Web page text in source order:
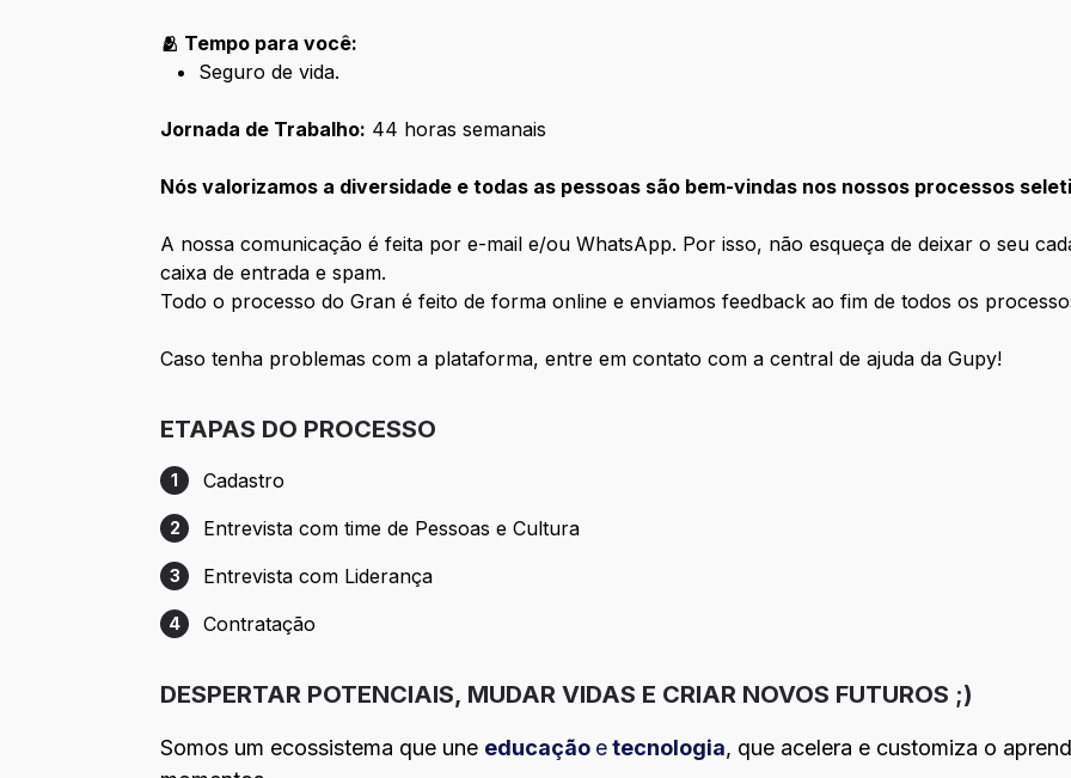
🫂 Tempo para você:
Seguro de vida.
Jornada de Trabalho: 44 horas semanais
Nós valorizamos a diversidade e todas as pessoas são bem-vindas nos nossos processos
A nossa comunicação é feita por e-mail e/ou WhatsApp. Por isso, não esqueça de deixar o seu
caixa de entrada e spam.
Todo o processo do Gran é feito de forma online e enviamos feedback ao fim de todos os
Caso tenha problemas com a plataforma, entre em contato com a central de ajuda da Gupy!
ETAPAS DO PROCESSO
Etapa 1: Cadastro
1 Cadastro
Etapa 2: Entrevista com time de Pessoas e Cultura
2 Entrevista com time de Pessoas e Cultura
Etapa 3: Entrevista com Liderança
3 Entrevista com Liderança
Etapa 4: Contratação
4 Contratação
DESPERTAR POTENCIAIS, MUDAR VIDAS E CRIAR NOVOS FUTUROS ;)
Somos um ecossistema que une educação etecnologia, que acelera e customiza o